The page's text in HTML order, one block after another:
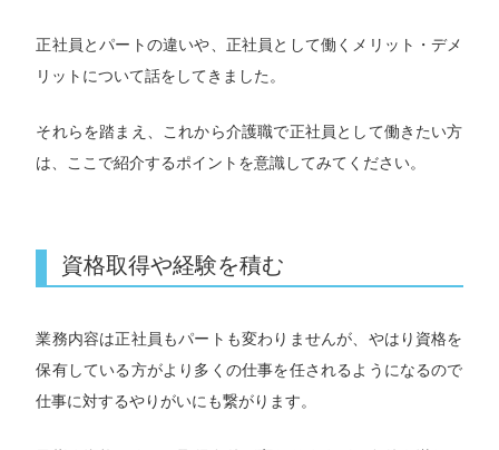
正社員とパートの違いや、正社員として働くメリット・デメ
リットについて話をしてきました。
それらを踏まえ、これから介護職で正社員として働きたい方
は、ここで紹介するポイントを意識してみてください。
資格取得や経験を積む
業務内容は正社員もパートも変わりませんが、やはり資格を
保有している方がより多くの仕事を任されるようになるので
仕事に対するやりがいにも繋がります。